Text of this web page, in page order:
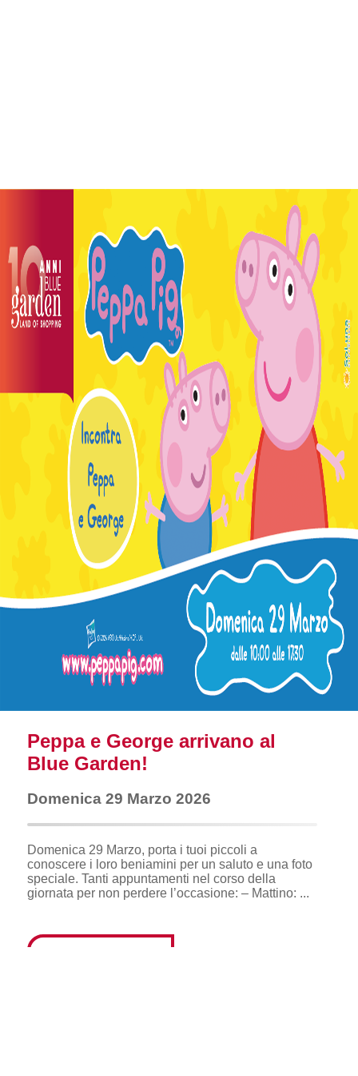
Peppa e George arrivano al
Blue Garden!
Domenica 29 Marzo 2026
Domenica 29 Marzo, porta i tuoi piccoli a
conoscere i loro beniamini per un saluto e una foto
speciale. Tanti appuntamenti nel corso della
giornata per non perdere l’occasione: – Mattino: ...